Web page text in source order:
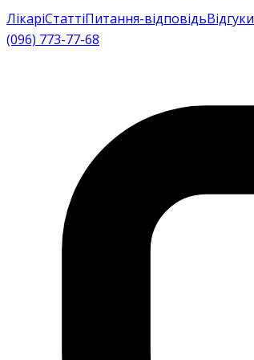
ЛікаріСтаттіПитання-відповідьВідгуки
(096) 773-77-68